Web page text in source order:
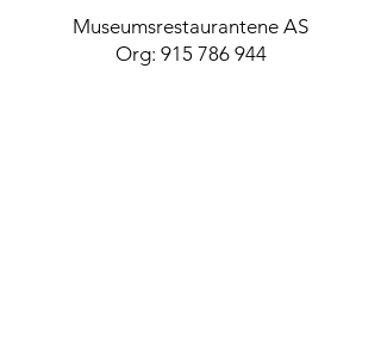
Museumsrestaurantene AS
Org: 915 786 944